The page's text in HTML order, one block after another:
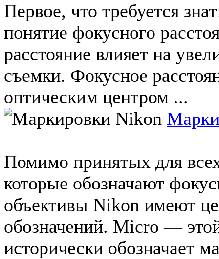
Первое, что требуется
понятие фокусного
расстояние влияет на
съемки. Фокусное
оптическим центром ...
Помимо принятых для
которые обозначают
объективы Nikon имеют
обозначений. Micro —
исторически обозначает